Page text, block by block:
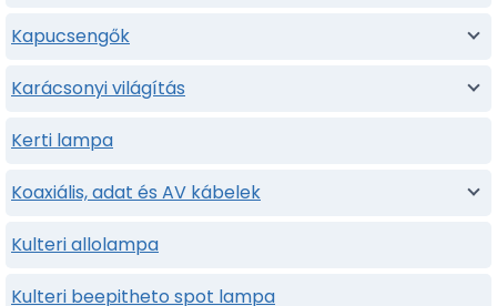
Kapucsengők
Karácsonyi világítás
Kerti lampa
Koaxiális, adat és AV kábelek
Kulteri allolampa
Kulteri beepitheto spot lampa